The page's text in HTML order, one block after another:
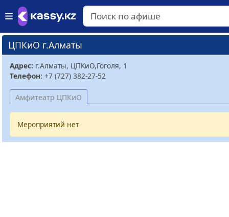
ЦПКиО г.Алматы
Адрес: г.Алматы, ЦПКиО,Гоголя, 1
Телефон: +7 (727) 382-27-52
Амфитеатр ЦПКиО
Мероприятий нет